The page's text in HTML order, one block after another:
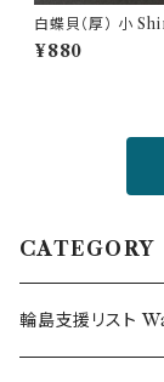
白蝶貝
¥880
CATEGORY
輪島支援リスト